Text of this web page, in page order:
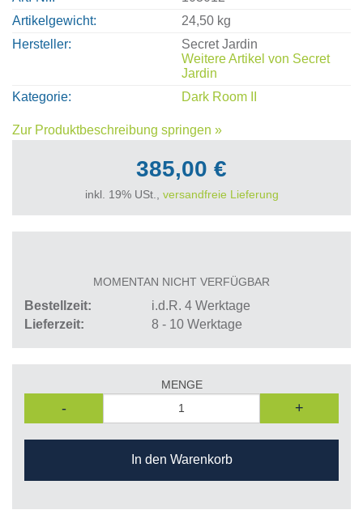
Artikelgewicht
24,50 kg
Hersteller
Secret Jardin
Weitere Artikel von Secret
Jardin
Kategorie
Dark Room II
Zur Produktbeschreibung springen »
385,00 €
inkl. 19% USt., versandfreie Lieferung
MOMENTAN NICHT VERFÜGBAR
Bestellzeit
i.d.R. 4 Werktage
Lieferzeit
8 - 10 Werktage
MENGE
- +
In den Warenkorb